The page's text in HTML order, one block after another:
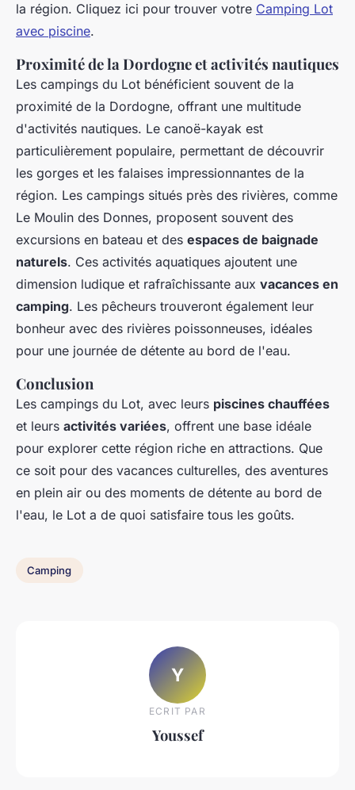
la région. Cliquez ici pour trouver votre Camping Lot
avec piscine.
Proximité de la Dordogne et activités nautiques
Les campings du Lot bénéficient souvent de la
proximité de la Dordogne, offrant une multitude
d'activités nautiques. Le canoë-kayak est
particulièrement populaire, permettant de découvrir
les gorges et les falaises impressionnantes de la
région. Les campings situés près des rivières, comme
Le Moulin des Donnes, proposent souvent des
excursions en bateau et des espaces de baignade
naturels. Ces activités aquatiques ajoutent une
dimension ludique et rafraîchissante aux vacances en
camping. Les pêcheurs trouveront également leur
bonheur avec des rivières poissonneuses, idéales
pour une journée de détente au bord de l'eau.
Conclusion
Les campings du Lot, avec leurs piscines chauffées
et leurs activités variées, offrent une base idéale
pour explorer cette région riche en attractions. Que
ce soit pour des vacances culturelles, des aventures
en plein air ou des moments de détente au bord de
l'eau, le Lot a de quoi satisfaire tous les goûts.
Camping
Y
ECRIT PAR
Youssef